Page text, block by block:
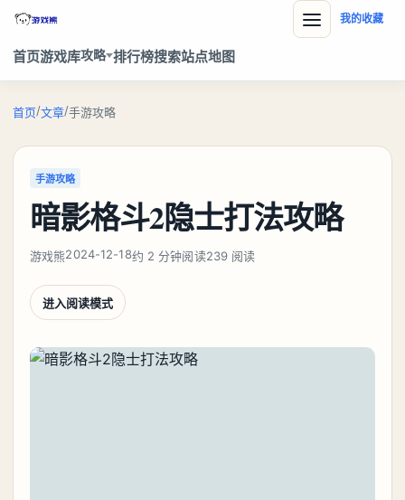
首页游戏库攻略 排行榜搜索站点地图
我的收藏
首页/文章/手游攻略
手游攻略
暗影格斗2隐士打法攻略
游戏熊2024-12-18约 2 分钟阅读239 阅读
进入阅读模式